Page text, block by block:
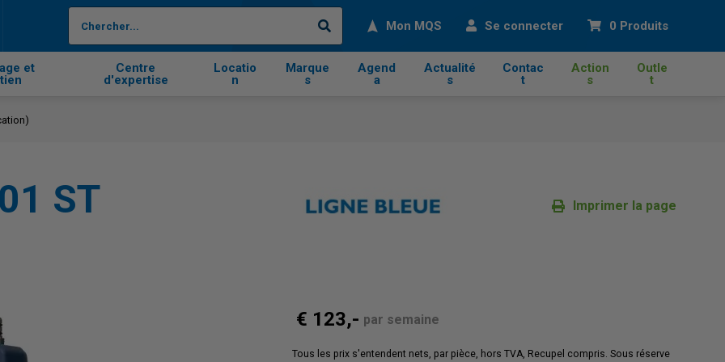
Chercher Mon MQS Se connecter 0 Produits
et
Centre
d'expertise
Locatio
n
Marque
s
Agend
a
Actualité
s
Contac
t
Action
s
Outle
t
ST
Imprimer la page
€ 123,- par semaine
Tous les prix s'entendent nets, par pièce, hors TVA, Recupel compris. Sous réserve